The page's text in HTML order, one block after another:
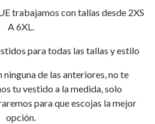
trabajamos con tallas desde 2XS
A 6XL.
para todas las tallas y estilo
ninguna de las anteriores, no te
tu vestido a la medida, solo
para que escojas la mejor
opción.